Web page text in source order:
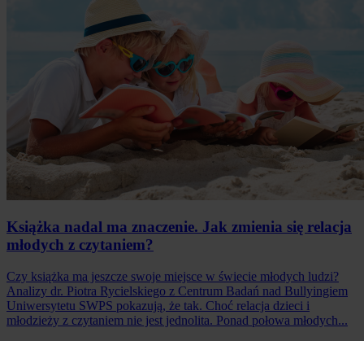
Książka nadal ma znaczenie. Jak zmienia się relacja
młodych z czytaniem?
Czy książka ma jeszcze swoje miejsce w świecie młodych ludzi?
Analizy dr. Piotra Rycielskiego z Centrum Badań nad Bullyingiem
Uniwersytetu SWPS pokazują, że tak. Choć relacja dzieci i
młodzieży z czytaniem nie jest jednolita. Ponad połowa młodych...